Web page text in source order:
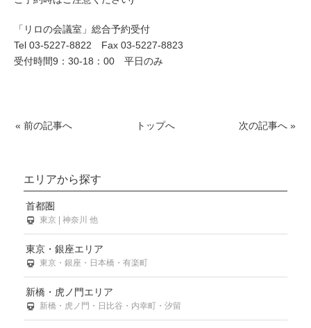
「リロの会議室」総合予約受付
Tel 03-5227-8822 Fax 03-5227-8823
受付時間9：30-18：00 平日のみ
« 前の記事へ トップへ 次の記事へ »
エリアから探す
首都圏
東京 | 神奈川 他
東京・銀座エリア
東京・銀座・日本橋・有楽町
新橋・虎ノ門エリア
新橋・虎ノ門・日比谷・内幸町・汐留